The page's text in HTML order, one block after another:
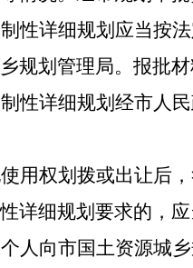
制性详细规划应当按
规划管理局。报批
制性详细规划经市人
用权划拨或出让后
详细规划要求的，
个人向市国土资源城